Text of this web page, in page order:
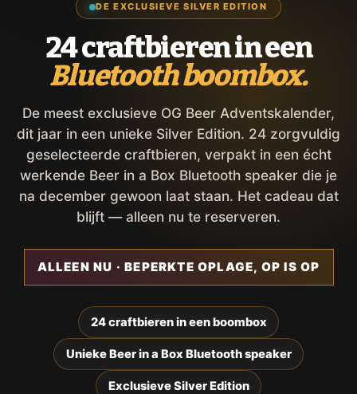
DE EXCLUSIEVE SILVER EDITION
24 craftbieren in een
Bluetooth boombox.
De meest exclusieve OG Beer Adventskalender,
dit jaar in een unieke Silver Edition. 24 zorgvuldig
geselecteerde craftbieren, verpakt in een écht
werkende Beer in a Box Bluetooth speaker die je
na december gewoon laat staan. Het cadeau dat
blijft — alleen nu te reserveren.
ALLEEN NU · BEPERKTE OPLAGE, OP IS OP
24 craftbieren in een boombox
Unieke Beer in a Box Bluetooth speaker
Exclusieve Silver Edition